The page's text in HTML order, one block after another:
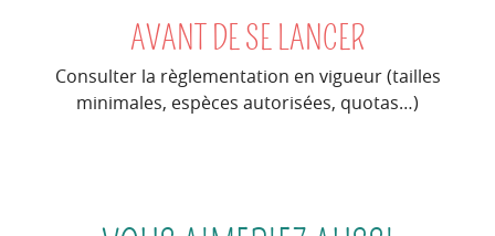
AVANT DE SE LANCER
Consulter la règlementation en vigueur (tailles
minimales, espèces autorisées, quotas…)